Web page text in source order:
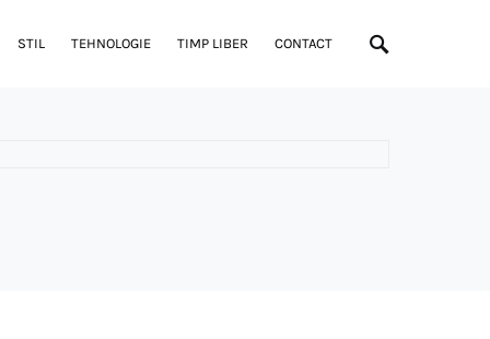
STIL TEHNOLOGIE TIMP LIBER CONTACT